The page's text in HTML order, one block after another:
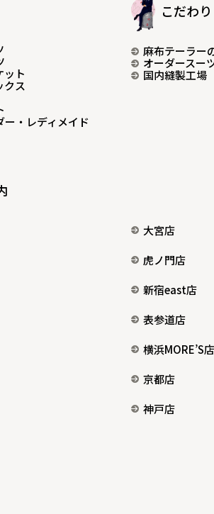
ット
クス
ー・レディメイド
こだわり
麻布テーラー
オーダースー
国内縫製工場
大宮店
虎ノ門店
新宿east店
表参道店
横浜MORE’S店
京都店
神戸店